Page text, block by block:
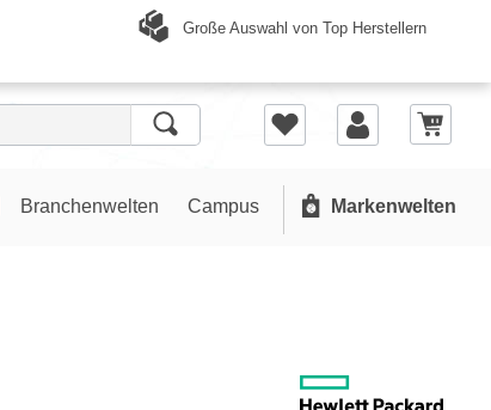
Große Auswahl von Top Herstellern
Branchenwelten Campus Markenwelten